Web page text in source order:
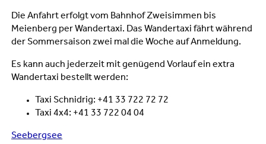
Die Anfahrt erfolgt vom Bahnhof Zweisimmen bis
Meienberg per Wandertaxi. Das Wandertaxi fährt während
der Sommersaison zwei mal die Woche auf Anmeldung.
Es kann auch jederzeit mit genügend Vorlauf ein extra
Wandertaxi bestellt werden:
Taxi Schnidrig: +41 33 722 72 72
Taxi 4x4: +41 33 722 04 04
Seebergsee